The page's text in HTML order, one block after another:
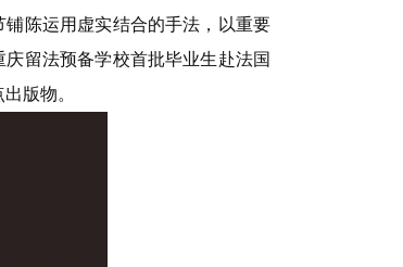
铺陈运用虚实结合的手法，以重要
留法预备学校首批毕业生赴法国
版物。